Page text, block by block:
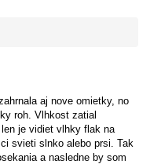
aj nove omietky, no
roh. Vlhkost zatial
je vidiet vlhky flak na
svieti slnko alebo prsi. Tak
a nasledne by som